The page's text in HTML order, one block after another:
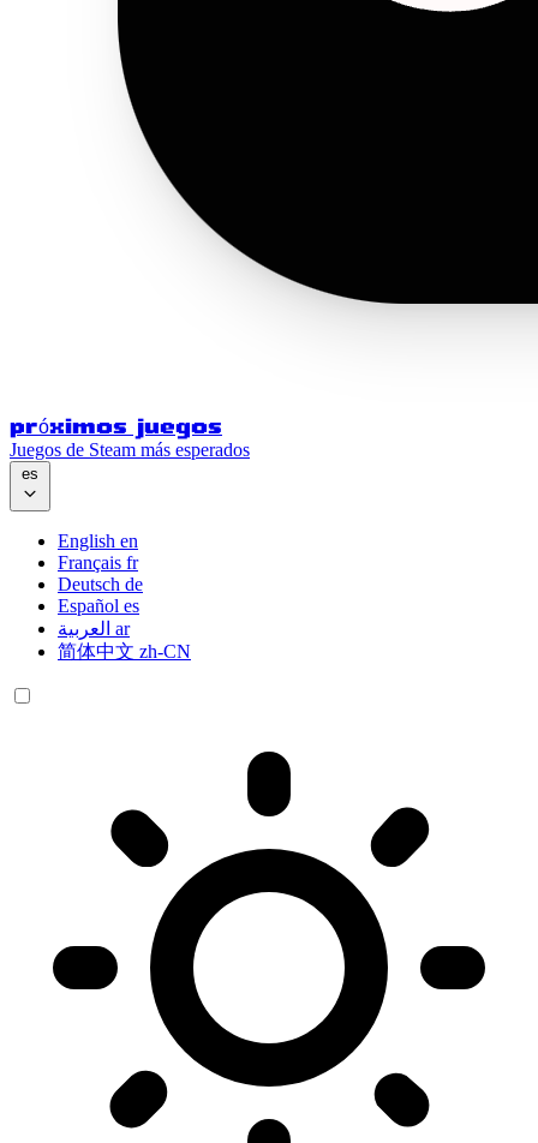
próximos juegos
Juegos de Steam más esperados
es
English en
Français fr
Deutsch de
Español es
العربية ar
简体中文 zh-CN